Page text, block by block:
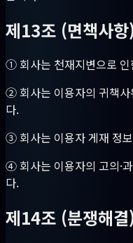
제13조 (면책사항)
① 회사는 천재지변으로 인
② 회사는 이용자의 귀책사
다.
③ 회사는 이용자 게재 정
④ 회사는 이용자의 고의·
다.
제14조 (분쟁해결)